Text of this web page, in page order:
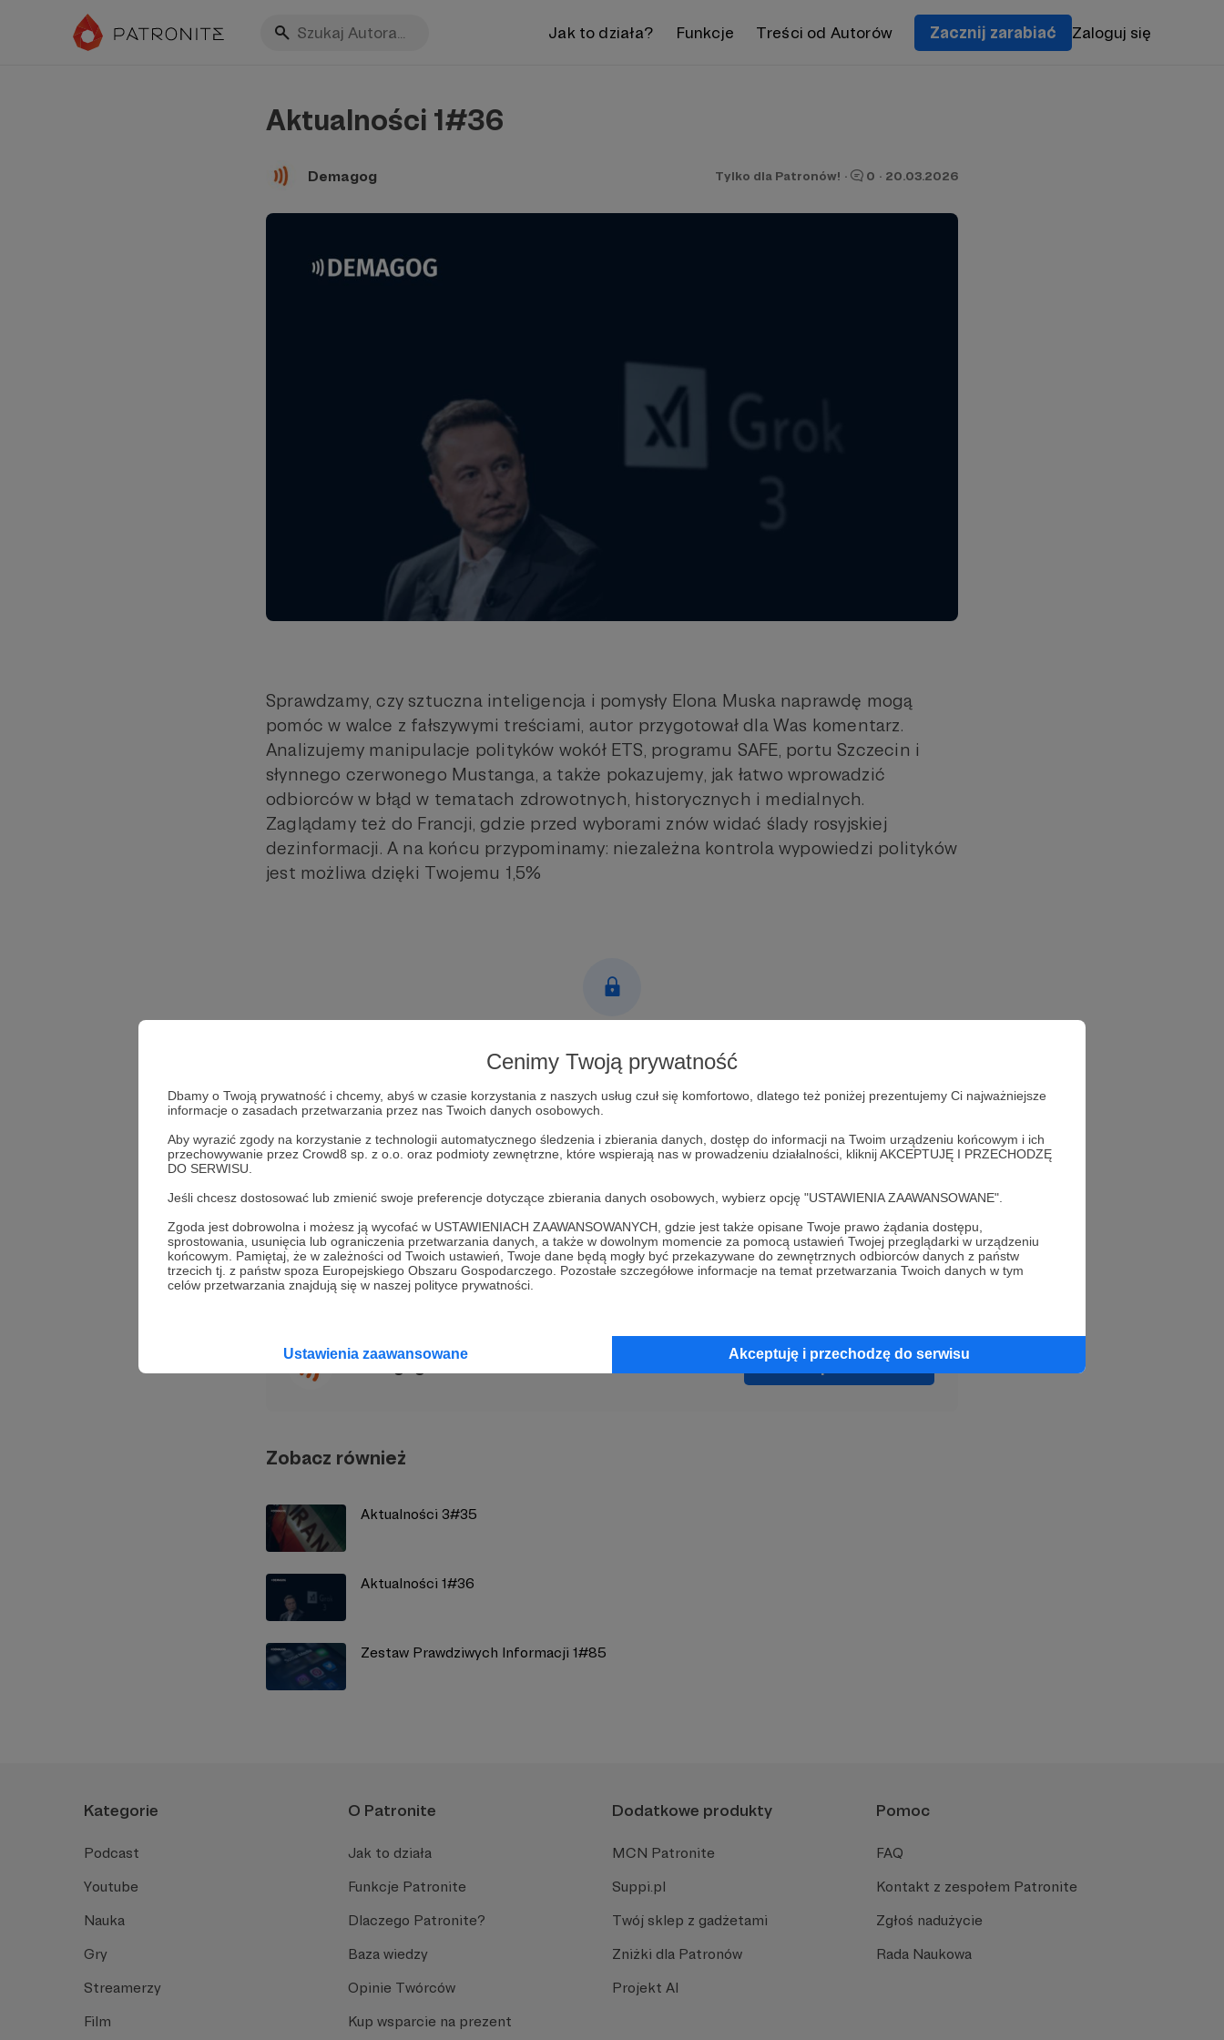
Cenimy Twoją prywatność
Dbamy o Twoją prywatność i chcemy, abyś w czasie korzystania z naszych usług czuł się komfortowo, dlatego też poniżej prezentujemy Ci najważniejsze
informacje o zasadach przetwarzania przez nas Twoich danych osobowych.
Aby wyrazić zgody na korzystanie z technologii automatycznego śledzenia i zbierania danych, dostęp do informacji na Twoim urządzeniu końcowym i ich
przechowywanie przez Crowd8 sp. z o.o. oraz podmioty zewnętrzne, które wspierają nas w prowadzeniu działalności, kliknij AKCEPTUJĘ I PRZECHODZĘ
DO SERWISU.
Jeśli chcesz dostosować lub zmienić swoje preferencje dotyczące zbierania danych osobowych, wybierz opcję "USTAWIENIA ZAAWANSOWANE".
Zgoda jest dobrowolna i możesz ją wycofać w USTAWIENIACH ZAAWANSOWANYCH, gdzie jest także opisane Twoje prawo żądania dostępu,
sprostowania, usunięcia lub ograniczenia przetwarzania danych, a także w dowolnym momencie za pomocą ustawień Twojej przeglądarki w urządzeniu
końcowym. Pamiętaj, że w zależności od Twoich ustawień, Twoje dane będą mogły być przekazywane do zewnętrznych odbiorców danych z państw
trzecich tj. z państw spoza Europejskiego Obszaru Gospodarczego. Pozostałe szczegółowe informacje na temat przetwarzania Twoich danych w tym
celów przetwarzania znajdują się w naszej polityce prywatności.
Ustawienia zaawansowane Akceptuję i przechodzę do serwisu
Jak to działa? Funkcje Treści od Autorów Zacznij zarabiać Zaloguj się
Aktualności 1#36
Demagog Tylko dla Patronów! · 0 · 20.03.2026
Sprawdzamy, czy sztuczna inteligencja i pomysły Elona Muska naprawdę mogą
pomóc w walce z fałszywymi treściami, autor przygotował dla Was komentarz.
Analizujemy manipulacje polityków wokół ETS, programu SAFE, portu Szczecin i
słynnego czerwonego Mustanga, a także pokazujemy, jak łatwo wprowadzić
odbiorców w błąd w tematach zdrowotnych, historycznych i medialnych.
Zaglądamy też do Francji, gdzie przed wyborami znów widać ślady rosyjskiej
dezinformacji. A na końcu przypominamy: niezależna kontrola wypowiedzi polityków
jest możliwa dzięki Twojemu 1,5%
Aby zobaczyć ten materiał musisz być zalogowany
Zostań Patronem
factchecking dezinformacja SAFE kampania
Udostępnij
Zobacz profil autora
Zobacz również
Aktualności 3#35
Aktualności 1#36
Zestaw Prawdziwych Informacji 1#85
Kategorie
Podcast
Youtube
Nauka
Gry
Streamerzy
Film
O Patronite
Jak to działa
Funkcje Patronite
Dlaczego Patronite?
Baza wiedzy
Opinie Twórców
Kup wsparcie na prezent
Dodatkowe produkty
MCN Patronite
Suppi.pl
Twój sklep z gadżetami
Zniżki dla Patronów
Projekt AI
Pomoc
FAQ
Kontakt z zespołem Patronite
Zgłoś nadużycie
Rada Naukowa